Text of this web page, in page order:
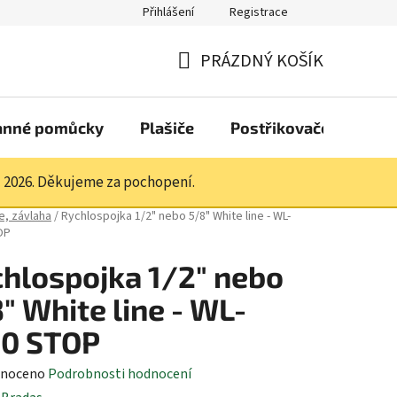
Přihlášení Registrace
KOŠÍK
PRÁZDNÝ KOŠÍK
pomůcky Plašiče Postřikovače a
Děkujeme za pochopení.
závlaha/Rychlospojka 1/2" nebo 5/8" White line - WL-
1/2" nebo
White line - WL-
STOP
Podrobnosti hodnocení